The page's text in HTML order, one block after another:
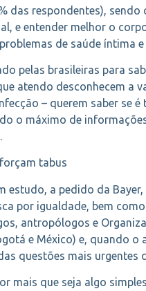
das respondentes), sendo
e entender melhor o
de saúde íntima
pelas brasileiras para
atendo desconhecem a
– querem saber se
o máximo de
tabus
estudo, a pedido da
por igualdade, bem
antropólogos e
e México) e, quando
questões mais urgentes
mais que seja algo